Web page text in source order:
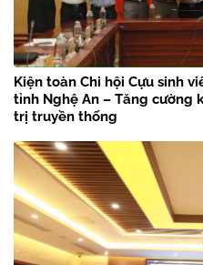
Kiện toàn Chi hội Cựu sinh
tỉnh Nghệ An – Tăng cường
trị truyền thống